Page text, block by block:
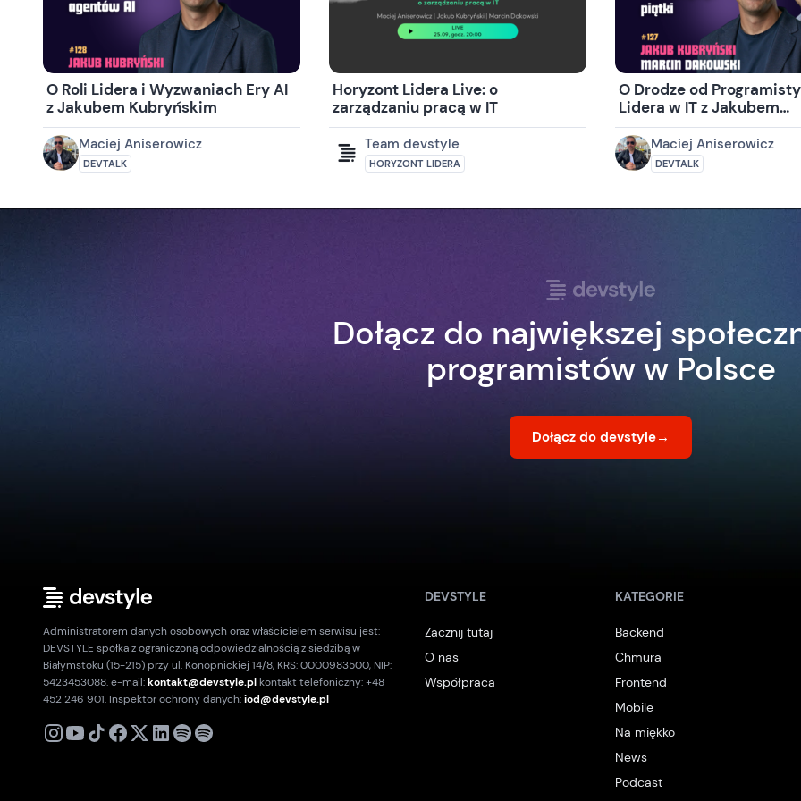
O Roli Lidera i Wyzwaniach Ery AI
z Jakubem Kubryńskim
Maciej Aniserowicz
DEVTALK
Horyzont Lidera Live: o
zarządzaniu pracą w IT
Team devstyle
HORYZONT LIDERA
O Drodze od
Lidera w IT z Jakubem
Kubryńskim i Marcinem
Dakowskim
Maciej Aniserowicz
DEVTALK
Dołącz do największej
programistów w Polsce
Dołącz do devstyle→
Administratorem danych osobowych oraz właścicielem serwisu jest:
DEVSTYLE spółka z ograniczoną odpowiedzialnością z siedzibą w
Białymstoku (15-215) przy ul. Konopnickiej 14/8, KRS: 0000983500, NIP:
5423453088. e-mail:kontakt@devstyle.plkontakt telefoniczny: +48
452 246 901. Inspektor ochrony danych:iod@devstyle.pl
X
DEVSTYLE
Zacznij tutaj
O nas
Współpraca
KATEGORIE
Backend
Chmura
Frontend
Mobile
Na miękko
News
Podcast